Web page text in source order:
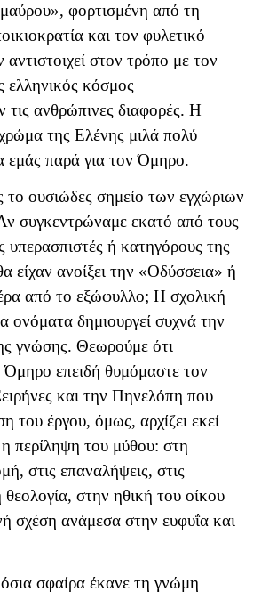
φορτισμένη από τη
και τον φυλετικό
αντιστοιχεί στον τρόπο με τον
ελληνικός κόσμος
τις ανθρώπινες διαφορές. Η
της Ελένης μιλά πολύ
εμάς παρά για τον Όμηρο.
το ουσιώδες σημείο των εγχώριων
συγκεντρώναμε εκατό από τους
υπερασπιστές ή κατηγόρους της
είχαν ανοίξει την «Οδύσσεια» ή
από το εξώφυλλο; Η σχολική
ονόματα δημιουργεί συχνά την
γνώσης. Θεωρούμε ότι
Όμηρο επειδή θυμόμαστε τον
και την Πηνελόπη που
του έργου, όμως, αρχίζει εκεί
η περίληψη του μύθου: στη
στις επαναλήψεις, στις
θεολογία, στην ηθική του οίκου
σχέση ανάμεσα στην ευφυΐα και
σφαίρα έκανε τη γνώμη